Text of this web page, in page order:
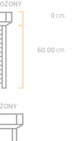
0cm
60.00cm